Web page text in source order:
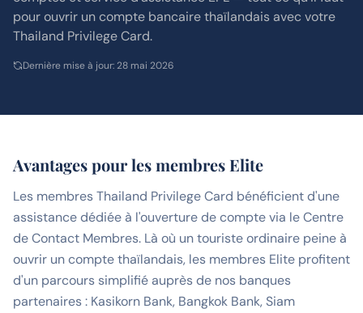
pour ouvrir un compte bancaire thaïlandais avec votre
Thailand Privilege Card.
Dernière mise à jour:28 mai 2026
Avantages pour les membres Elite
Les membres Thailand Privilege Card bénéficient d'une
assistance dédiée à l'ouverture de compte via le Centre
de Contact Membres. Là où un touriste ordinaire peine à
ouvrir un compte thaïlandais, les membres Elite profitent
d'un parcours simplifié auprès de nos banques
partenaires : Kasikorn Bank, Bangkok Bank, Siam